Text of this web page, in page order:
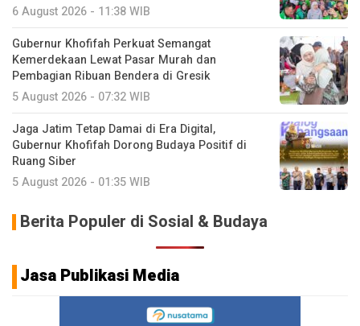
6 August 2026 - 11:38 WIB
Gubernur Khofifah Perkuat Semangat
Kemerdekaan Lewat Pasar Murah dan
Pembagian Ribuan Bendera di Gresik
5 August 2026 - 07:32 WIB
Jaga Jatim Tetap Damai di Era Digital,
Gubernur Khofifah Dorong Budaya Positif di
Ruang Siber
5 August 2026 - 01:35 WIB
Berita Populer di Sosial & Budaya
Jasa Publikasi Media